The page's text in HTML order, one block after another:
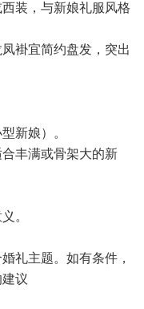
装，与新娘礼服风格
褂宜简约盘发，突出
新娘）。
丰满或骨架大的新
。
礼主题。如有条件，
议